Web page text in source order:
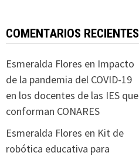
COMENTARIOS RECIENTES
Esmeralda Flores en Impacto
de la pandemia del COVID-19
en los docentes de las IES que
conforman CONARES
Esmeralda Flores en Kit de
robótica educativa para